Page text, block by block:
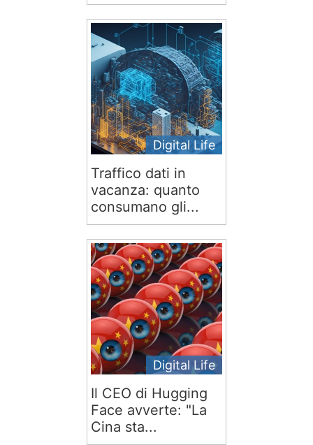
Digital Life
Traffico dati in
vacanza: quanto
consumano gli...
Digital Life
Il CEO di Hugging
Face avverte: "La
Cina sta...